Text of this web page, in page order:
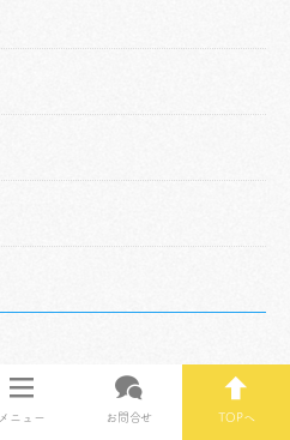
メニュー お問合せ TOPへ